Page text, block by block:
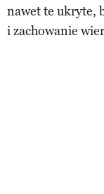
nawet te ukryte,
i zachowanie